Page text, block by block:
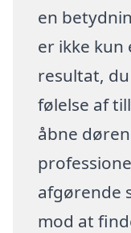
en
er ikke
resultat,
følelse af
åbne
afgørende
mod at